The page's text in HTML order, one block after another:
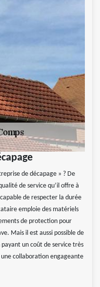
de décapage » ? De
de service qu’il offre à
de respecter la durée
emploie des matériels
de protection pour
Mais il est aussi possible de
un coût de service très
collaboration engageante